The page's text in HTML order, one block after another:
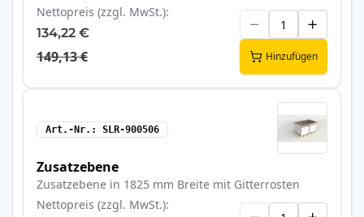
Nettopreis (zzgl. MwSt.)
134,22 €
149,13 € Hinzufügen
Art.-Nr. SLR-900506
Zusatzebene
Zusatzebene in 1825 mm Breite mit Gitterrosten
Nettopreis (zzgl. MwSt.)